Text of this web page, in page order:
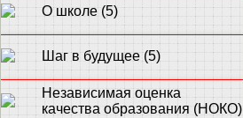
О школе (5)
Шаг в будущее (5)
Независимая оценка
качества образования (НОКО)